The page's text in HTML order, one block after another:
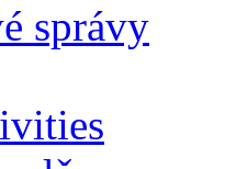
správy